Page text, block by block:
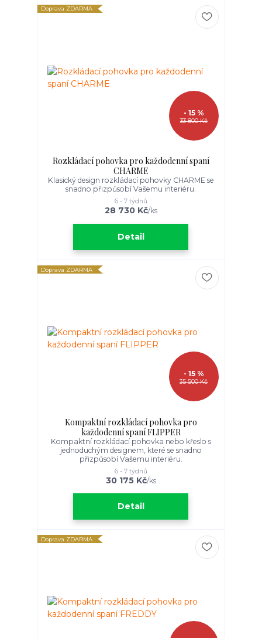
Doprava ZDARMA
33 800 Kč
- 15 %
Rozkládací pohovka pro každodenní spaní
CHARME
Klasický design rozkládací pohovky CHARME se
snadno přizpůsobí Vašemu interiéru.
28 730 Kč/ks
6 - 7 týdnů
Detail
Doprava ZDARMA
35 500 Kč
- 15 %
Kompaktní rozkládací pohovka pro
každodenní spaní FLIPPER
Kompaktní rozkládací pohovka nebo křeslo s
jednoduchým designem, které se snadno
přizpůsobí Vašemu interiéru.
30 175 Kč/ks
6 - 7 týdnů
Detail
Doprava ZDARMA